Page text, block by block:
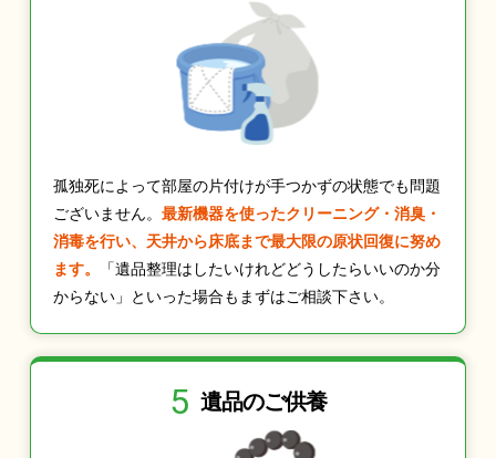
孤独死によって部屋の片付けが手つかずの状態でも問題
ございません。 最新機器を使ったクリーニング・消臭・
消毒を行い、天井から床底まで最大限の原状回復に努め
ます。
「遺品整理はしたいけれどどうしたらいいのか分
からない」といった場合もまずはご相談下さい。
5 遺品のご供養